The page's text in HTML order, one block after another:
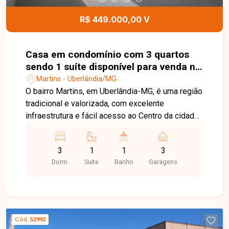
R$ 449.000,00 V
Casa em condomínio com 3 quartos
sendo 1 suíte disponível para venda no
bairro Martins em Uberlândia-MG
Martins - Uberlândia/MG
O bairro Martins, em Uberlândia-MG, é uma região
tradicional e valorizada, com excelente
infraestrutura e fácil acesso ao Centro da cidade.
comércios e diversos serviços, oferece
praticidade, conforto e qualidade de vida para
toda a família. Sobrado em condomínio fechado
01 suíte com closet, banheiro social e corredor
de circulação, proporcionando conforto e
3
Dorm.
1
Suite
1
Banho
3
Garagens
Cód. 52992